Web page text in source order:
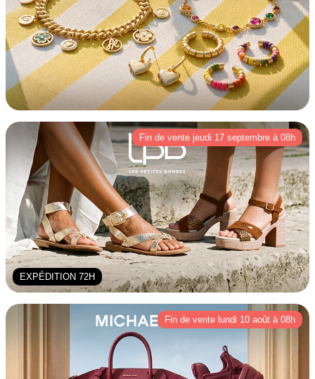
Fin de vente jeudi 17 septembre à 08h
EXPÉDITION 72H
Fin de vente lundi 10 août à 08h